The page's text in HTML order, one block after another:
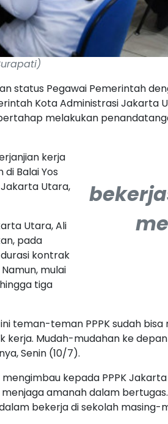
status Pegawai Pemerintah
Kota Administrasi Jakarta
melakukan
kerja
di Balai Yos
Utara,
Utara, Ali
pada
kontrak
mulai
tiga
teman-teman PPPK sudah
kerja. Mudah-mudahan ke
Senin (10/7).
kepada PPPK
amanah dalam
bekerja di sekolah masing-